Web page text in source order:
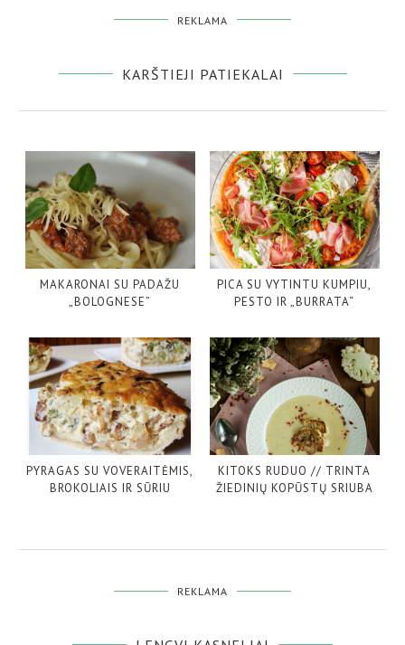
REKLAMA
KARŠTIEJI PATIEKALAI
MAKARONAI SU PADAŽU
„BOLOGNESE”
PICA SU VYTINTU KUMPIU,
PESTO IR „BURRATA“
PYRAGAS SU VOVERAITĖMIS,
BROKOLIAIS IR SŪRIU
KITOKS RUDUO // TRINTA
ŽIEDINIŲ KOPŪSTŲ SRIUBA
REKLAMA